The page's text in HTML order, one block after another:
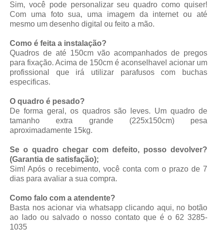
Sim, você pode personalizar seu quadro como quiser!
Com uma foto sua, uma imagem da internet ou até
mesmo um desenho digital ou feito a mão.
Como é feita a instalação?
Quadros de até 150cm vão acompanhados de pregos
para fixação. Acima de 150cm é aconselhavel acionar um
profissional que irá utilizar parafusos com buchas
especificas.
O quadro é pesado?
De forma geral, os quadros são leves. Um quadro de
tamanho extra grande (225x150cm) pesa
aproximadamente 15kg.
Se o quadro chegar com defeito, posso devolver?
(Garantia de satisfação);
Sim! Após o recebimento, você conta com o prazo de 7
dias para avaliar a sua compra.
Como falo com a atendente?
Basta nos acionar via whatsappclicando aqui, no botão
ao lado ou salvado o nosso contato que é o 62 3285-
1035